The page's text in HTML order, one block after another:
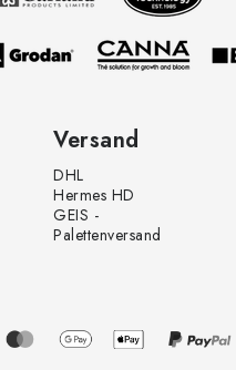
Versand
DHL
Hermes HD
GEIS -
Palettenversand